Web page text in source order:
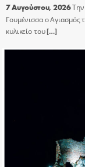
7 Αυγούστου, 2026
Γουμένισσα ο
κυλικείο του[…]